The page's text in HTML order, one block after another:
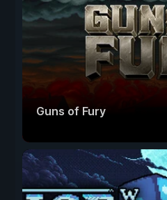
Guns of Fury